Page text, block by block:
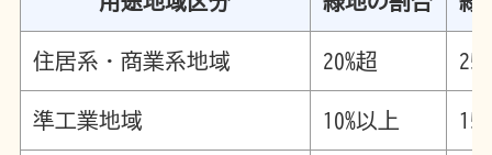
住居系・商業系地域 20%超
準工業地域 10%以上